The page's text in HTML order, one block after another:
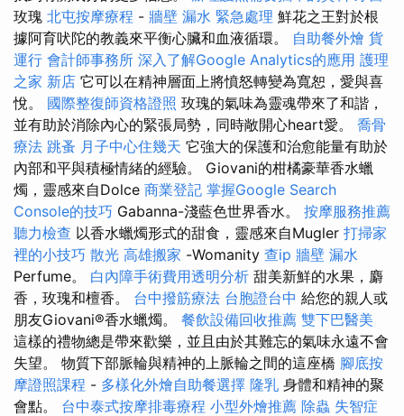
玫瑰 北屯按摩療程 - 牆壁 漏水 緊急處理 鮮花之王對於根
據阿育吠陀的教義來平衡心臟和血液循環。 自助餐外燴 貨
運行 會計師事務所 深入了解Google Analytics的應用 護理
之家 新店 它可以在精神層面上將憤怒轉變為寬恕，愛與喜
悅。 國際整復師資格證照 玫瑰的氣味為靈魂帶來了和諧，
並有助於消除內心的緊張局勢，同時敞開心heart愛。 喬骨
療法 跳蚤 月子中心住幾天 它強大的保護和治愈能量有助於
內部和平與積極情緒的經驗。 Giovani的柑橘豪華香水蠟
燭，靈感來自Dolce 商業登記 掌握Google Search
Console的技巧 Gabanna-淺藍色世界香水。 按摩服務推薦
聽力檢查 以香水蠟燭形式的甜食，靈感來自Mugler 打掃家
裡的小技巧 散光 高雄搬家 -Womanity 查ip 牆壁 漏水
Perfume。 白內障手術費用透明分析 甜美新鮮的水果，麝
香，玫瑰和檀香。 台中撥筋療法 台胞證台中 給您的親人或
朋友Giovani®香水蠟燭。 餐飲設備回收推薦 雙下巴醫美
這樣的禮物總是帶來歡樂，並且由於其難忘的氣味永遠不會
失望。 物質下部脈輪與精神的上脈輪之間的這座橋 腳底按
摩證照課程 - 多樣化外燴自助餐選擇 隆乳 身體和精神的聚
會點。 台中泰式按摩排毒療程 小型外燴推薦 除蟲 失智症